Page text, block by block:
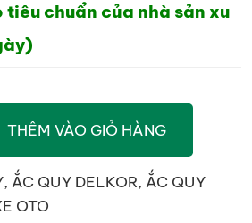
tiêu chuẩn của nhà sản xu
THÊM VÀO GIỎ HÀNG
, ẮC QUY DELKOR, ẮC QUY
OTO